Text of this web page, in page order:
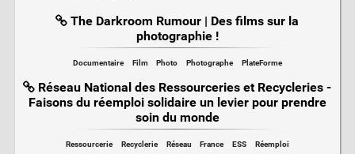
The Darkroom Rumour | Des films sur la
photographie !
Documentaire Film Photo Photographe PlateForme
Réseau National des Ressourceries et Recycleries -
Faisons du réemploi solidaire un levier pour prendre
soin du monde
Ressourcerie Recyclerie Réseau France ESS Réemploi